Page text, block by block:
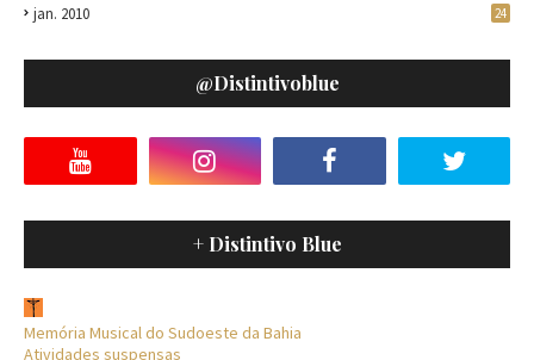
jan. 2010 24
@distintivoblue
+ Distintivo Blue
Memória Musical do Sudoeste da Bahia
Atividades suspensas